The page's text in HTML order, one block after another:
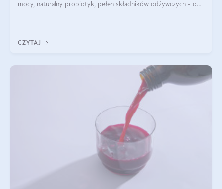
mocy, naturalny probiotyk, pełen składników odżywczych - o
CZYTAJ